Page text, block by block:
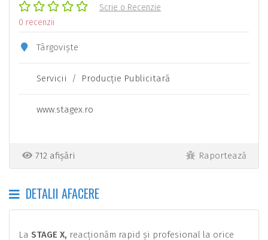
Scrie o Recenzie
0 recenzii
Târgoviște
Servicii / Producţie Publicitară
www.stagex.ro
712 afișări Raportează
DETALII AFACERE
La STAGE X, reacționăm rapid și profesional la orice